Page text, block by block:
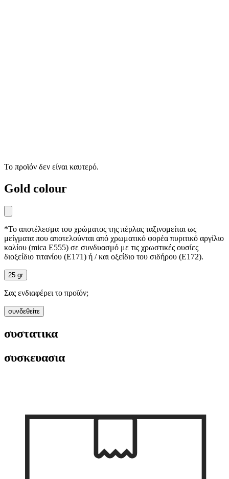
Το προϊόν δεν είναι καυτερό.
Gold colour
*Το αποτέλεσμα του χρώματος της πέρλας ταξινομείται ως
μείγματα που αποτελούνται από χρωματικό φορέα πυριτικό αργίλιο
καλίου (mica E555) σε συνδυασμό με τις χρωστικές ουσίες
διοξείδιο τιτανίου (E171) ή / και οξείδιο του σιδήρου (E172).
25 gr
Σας ενδιαφέρει το προϊόν;
συνδεθείτε
συστατικα
συσκευασια